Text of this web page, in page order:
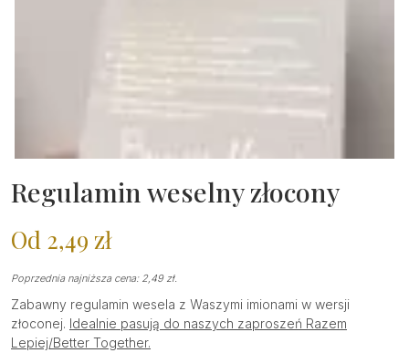
Regulamin weselny złocony
Od 2,49 zł
Poprzednia najniższa cena: 2,49 zł.
Zabawny regulamin wesela z Waszymi imionami w wersji
złoconej. Idealnie pasują do naszych zaproszeń Razem
Lepiej/Better Together.